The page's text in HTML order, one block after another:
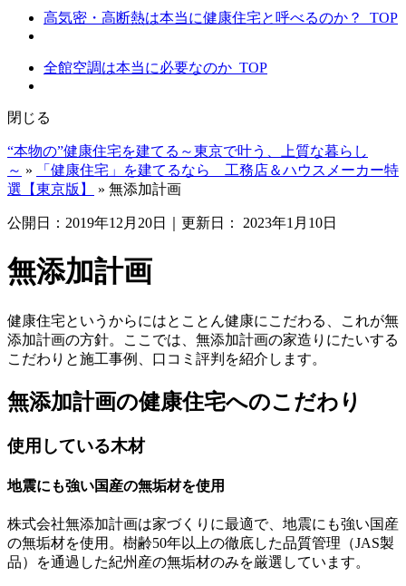
高気密・高断熱は本当に健康住宅と呼べるのか？_TOP
全館空調は本当に必要なのか_TOP
閉じる
“本物の”健康住宅を建てる～東京で叶う、上質な暮らし
～ »
「健康住宅」を建てるなら 工務店＆ハウスメーカー特
選【東京版】
» 無添加計画
公開日： 2019年12月20日 ｜更新日： 2023年1月10日
無添加計画
健康住宅というからにはとことん健康にこだわる、これが無
添加計画の方針。ここでは、無添加計画の家造りにたいする
こだわりと施工事例、口コミ評判を紹介します。
無添加計画の健康住宅へのこだわり
使用している木材
地震にも強い国産の無垢材を使用
株式会社無添加計画は家づくりに最適で、地震にも強い国産
の無垢材を使用。樹齢50年以上の徹底した品質管理（JAS製
品）を通過した紀州産の無垢材のみを厳選しています。